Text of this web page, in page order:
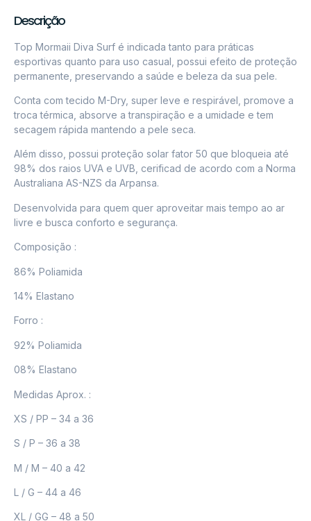
Descrição
Top Mormaii Diva Surf é indicada tanto para práticas
esportivas quanto para uso casual, possui efeito de proteção
permanente, preservando a saúde e beleza da sua pele.
Conta com tecido M-Dry, super leve e respirável, promove a
troca térmica, absorve a transpiração e a umidade e tem
secagem rápida mantendo a pele seca.
Além disso, possui proteção solar fator 50 que bloqueia até
98% dos raios UVA e UVB, cerificad de acordo com a Norma
Australiana AS-NZS da Arpansa.
Desenvolvida para quem quer aproveitar mais tempo ao ar
livre e busca conforto e segurança.
Composição :
86% Poliamida
14% Elastano
Forro :
92% Poliamida
08% Elastano
Medidas Aprox. :
XS / PP – 34 a 36
S / P – 36 a 38
M / M – 40 a 42
L / G – 44 a 46
XL / GG – 48 a 50